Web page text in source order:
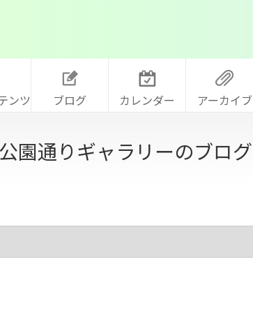
ンツ ブログ カレンダー アーカイブ
園通りギャラリーのブログ